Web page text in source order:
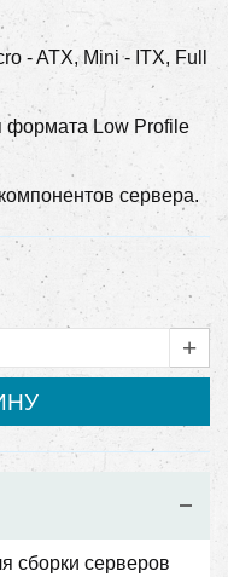
- ATX, Mini - ITX, Full
формата Low Profile
сервера.
+
сборки серверов